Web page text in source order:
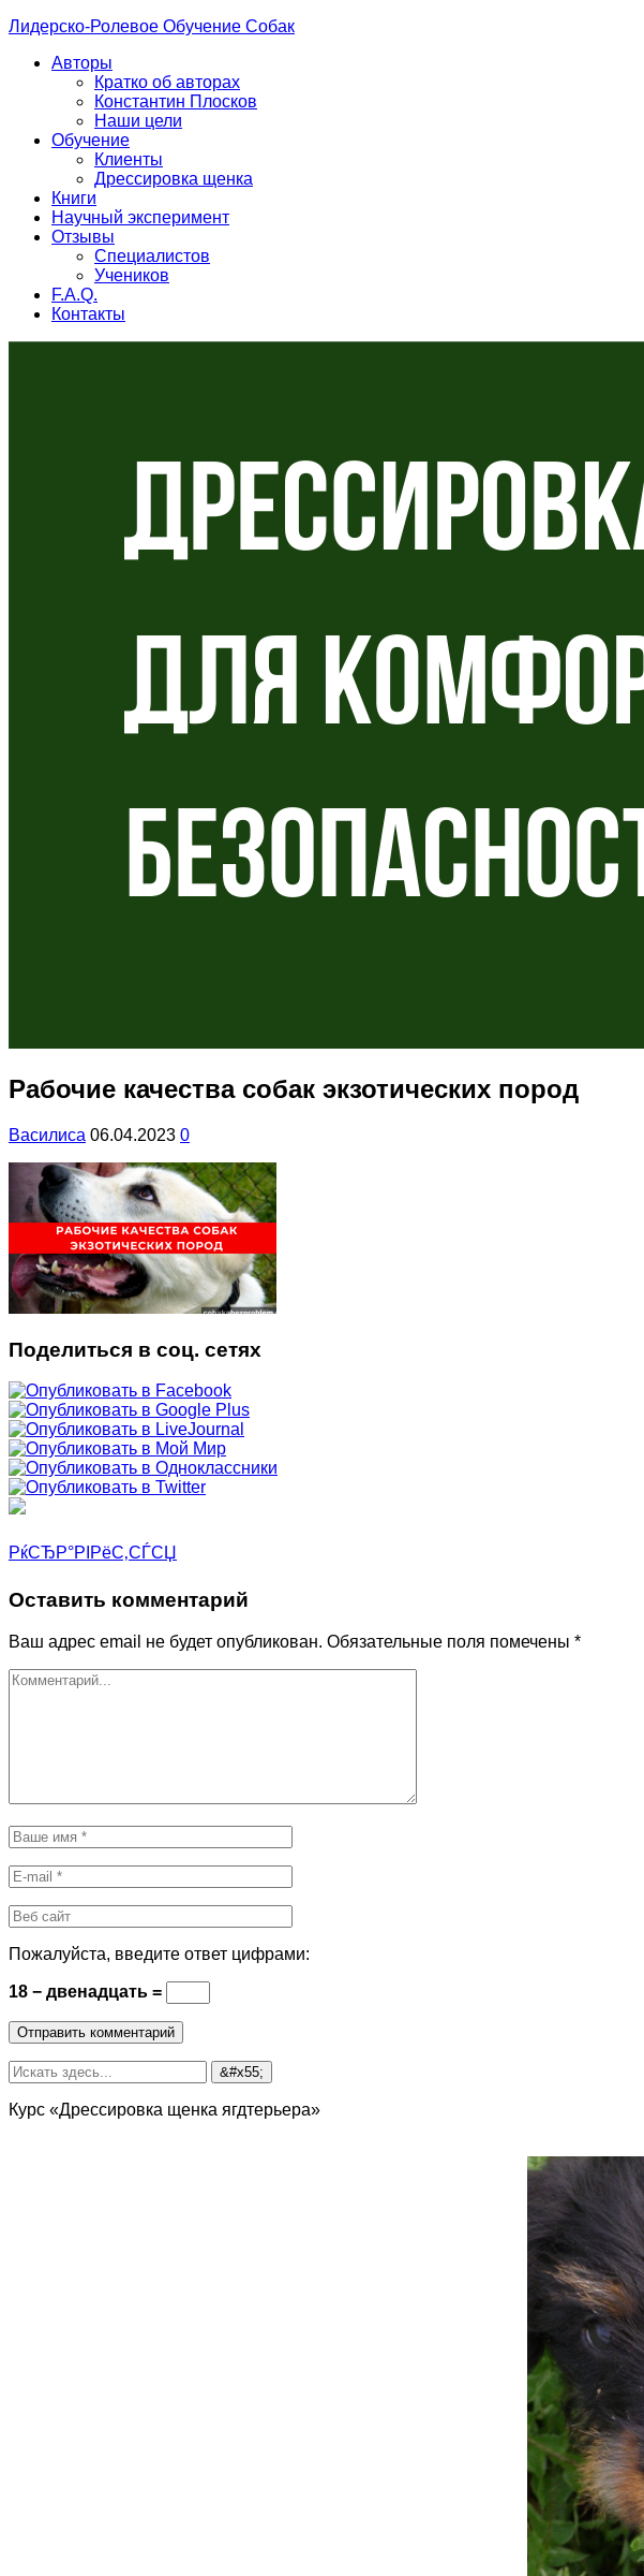
Лидерско-Ролевое Обучение Собак
Авторы
Кратко об авторах
Константин Плосков
Наши цели
Обучение
Клиенты
Дрессировка щенка
Книги
Научный эксперимент
Отзывы
Специалистов
Учеников
F.A.Q.
Контакты
Рабочие качества собак экзотических пород
Василиса 06.04.2023 0
Поделиться в соц. сетях
РќСЂР°РІРёС‚СЃСЏ
Оставить комментарий
Ваш адрес email не будет опубликован. Обязательные поля помечены *
Пожалуйста, введите ответ цифрами:
18 − двенадцать =
Курс «Дрессировка щенка ягдтерьера»